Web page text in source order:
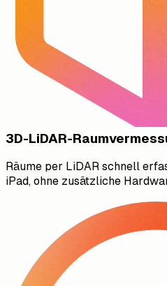
3D-LiDAR-
Räume per LiDAR schnell
iPad, ohne zusätzliche